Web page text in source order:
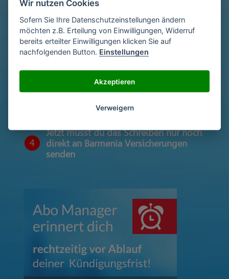
2
Gib deinen Namen und deine Adresse
ein
Unterschriebe das Schreiben mit deinem
Namen oder lade eine Unterschrift hoch
4
Jetzt musst du das Schreiben nur noch
direkt an Barmenia Versicherungen
senden
Wir nutzen Cookies
Sofern Sie Ihre Datenschutzeinstellungen ändern
möchten z.B. Erteilung von Einwilligungen, Widerruf
bereits erteilter Einwilligungen klicken Sie auf
nachfolgenden Button. Einstellungen
Akzeptieren
Verweigern